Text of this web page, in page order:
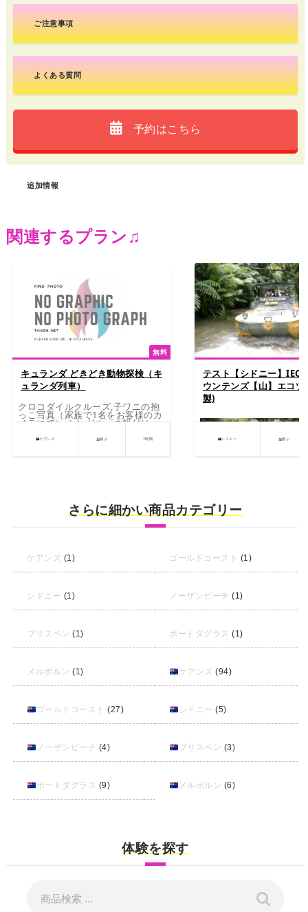
ご注意事項
よくある質問
予約はこちら
追加情報
関連するプラン♫
無料
キュランダ どきどき動物探検（キ
ュランダ列車）
クロコダイルクルーズ,子ワニの抱
っこ写真（家族で1名をお客様のカ
メラにて）,カンガルーの餌付け
ケアンズ 遊ぶ 7時間
テスト【シドニー】IEC
ウンテンズ【山】エコツ
製)
商品の簡単な説明
シドニー 遊ぶ
さらに細かい商品カテゴリー
ケアンズ (1) ゴールドコースト (1)
シドニー (1) ノーザンビーチ (1)
ブリスベン (1) ポートダグラス (1)
メルボルン (1) ケアンズ (94)
ゴールドコースト (27) シドニー (5)
ノーザンビーチ (4) ブリスベン (3)
ポートダグラス (9) メルボルン (6)
体験を探す